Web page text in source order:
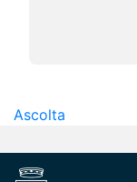
Ascolta